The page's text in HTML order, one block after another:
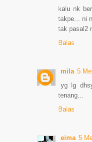
kalu nk
takpe... ni
tak pasal2
Balas
mila 5
yg lg
tenang...
Balas
eima 5